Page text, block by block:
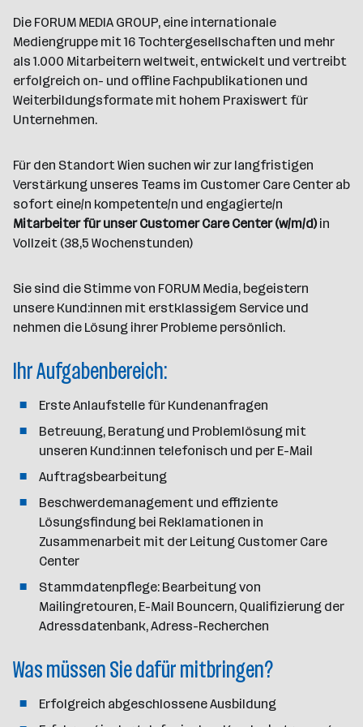
e
r
l
l
e
n
t
g
e
b
e
r
r
b
e
i
t
e
*
i
n
n
e
a
n
z
h
l
a
n
d
o
r
t
Die FORUM MEDIA GROUP, eine internationale
Mediengruppe mit 16 Tochtergesellschaften und mehr
als 1.000 Mitarbeitern weltweit, entwickelt und vertreibt
erfolgreich on- und offline Fachpublikationen und
Weiterbildungsformate mit hohem Praxiswert für
Unternehmen.
Für den Standort Wien suchen wir zur langfristigen
Verstärkung unseres Teams im Customer Care Center ab
sofort eine/n kompetente/n und engagierte/n
Mitarbeiter für unser Customer Care Center (w/m/d)in
Vollzeit (38,5 Wochenstunden)
Sie sind die Stimme von FORUM Media, begeistern
unsere Kund:innen mit erstklassigem Service und
nehmen die Lösung ihrer Probleme persönlich.
Ihr Aufgabenbereich:
Erste Anlaufstelle für Kundenanfragen
Betreuung, Beratung und Problemlösung mit
unseren Kund:innen telefonisch und per E-Mail
Auftragsbearbeitung
Beschwerdemanagement und effiziente
Lösungsfindung bei Reklamationen in
Zusammenarbeit mit der Leitung Customer Care
Center
Stammdatenpflege: Bearbeitung von
Mailingretouren, E-Mail Bouncern, Qualifizierung der
Adressdatenbank, Adress-Recherchen
Was müssen Sie dafür mitbringen?
Erfolgreich abgeschlossene Ausbildung